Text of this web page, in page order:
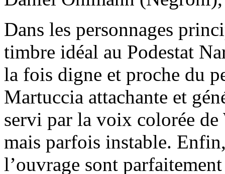
Dans les personnages
timbre idéal au Podestat
la fois digne et proche du
Martuccia attachante et
servi par la voix colorée
mais parfois instable.
l’ouvrage sont